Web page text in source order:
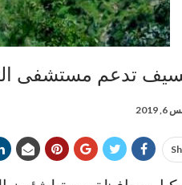
تدعم مستشفى